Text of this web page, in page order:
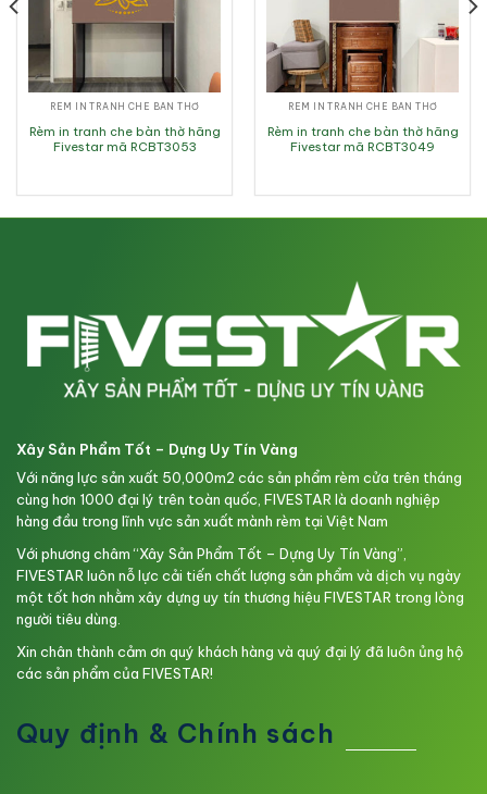
RÈM IN TRANH CHE BÀN THỜ
Rèm in tranh che bàn thờ hãng
Fivestar mã RCBT3053
RÈM IN TRANH CHE BÀN THỜ
Rèm in tranh che bàn thờ hãng
Fivestar mã RCBT3049
Xây Sản Phẩm Tốt – Dựng Uy Tín Vàng
Với năng lực sản xuất 50,000m2 các sản phẩm rèm cửa trên tháng
cùng hơn 1000 đại lý trên toàn quốc, FIVESTAR là doanh nghiệp
hàng đầu trong lĩnh vực sản xuất mành rèm tại Việt Nam
Với phương châm “Xây Sản Phẩm Tốt – Dựng Uy Tín Vàng”,
FIVESTAR luôn nỗ lực cải tiến chất lượng sản phẩm và dịch vụ ngày
một tốt hơn nhằm xây dựng uy tín thương hiệu FIVESTAR trong lòng
người tiêu dùng.
Xin chân thành cảm ơn quý khách hàng và quý đại lý đã luôn ủng hộ
các sản phẩm của FIVESTAR!
Quy định & Chính sách